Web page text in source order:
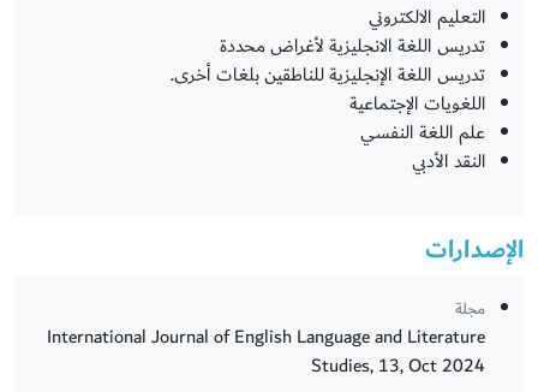
التعليم الالكتروني
تدريس اللغة الانجليزية لأغراض محددة
تدريس اللغة الإنجليزية للناطقين بلغات أخرى.
اللغويات الإجتماعية
علم اللغة النفسي
النقد الأدبي
الإصدارات
مجلة
International Journal of English Language and Literature
Studies, 13, Oct 2024